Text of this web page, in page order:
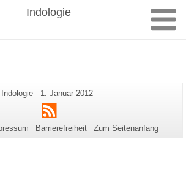
Indologie
Zusätzliche
Informationen
zu
dieser
Seiten-
Indologie
Letzte
Aktualisierung:
1. Januar 2012
RSS
Barrierefreiheit Zum Seitenanfang